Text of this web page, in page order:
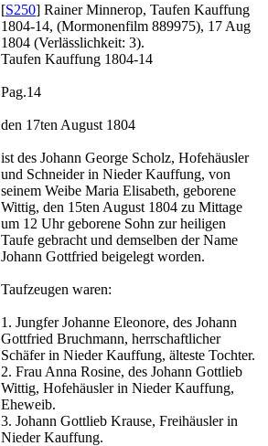
[S250] Rainer Minnerop, Taufen Kauffung
1804-14, (Mormonenfilm 889975), 17 Aug
1804 (Verlässlichkeit: 3).
Taufen Kauffung 1804-14
Pag.14
den 17ten August 1804
ist des Johann George Scholz, Hofehäusler
und Schneider in Nieder Kauffung, von
seinem Weibe Maria Elisabeth, geborene
Wittig, den 15ten August 1804 zu Mittage
um 12 Uhr geborene Sohn zur heiligen
Taufe gebracht und demselben der Name
Johann Gottfried beigelegt worden.
Taufzeugen waren:
1. Jungfer Johanne Eleonore, des Johann
Gottfried Bruchmann, herrschaftlicher
Schäfer in Nieder Kauffung, älteste Tochter.
2. Frau Anna Rosine, des Johann Gottlieb
Wittig, Hofehäusler in Nieder Kauffung,
Eheweib.
3. Johann Gottlieb Krause, Freihäusler in
Nieder Kauffung.